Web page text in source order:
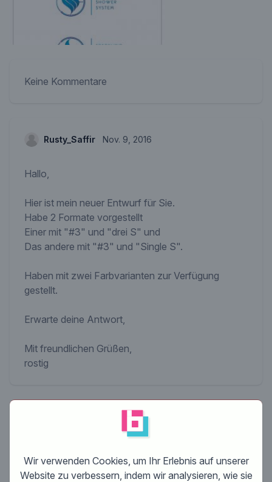
Keine Kommentare
Rusty_Saffir Nov. 9, 2016
Hallo,
Hier ist mein neuer Entwurf für Sie.
Habe 2 Formate vorgestellt
Einer mit "#3" und "drei S" und
Das andere mit "#3" und "Single S".
Haben mit zwei Farbvarianten zur Verfügung
gestellt.
Erwarte deine Antwort,
Mit freundlichen Grüßen,
rostig
Dieser Wettbewerb ist beendet. Es ist nicht
mehr möglich zu kommentieren.
Wir verwenden Cookies, um Ihr Erlebnis auf unserer
Website zu verbessern, indem wir analysieren, wie sie